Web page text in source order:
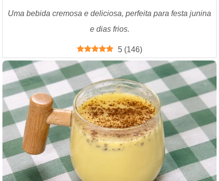
Uma bebida cremosa e deliciosa, perfeita para festa junina
e dias frios.
5 (146)